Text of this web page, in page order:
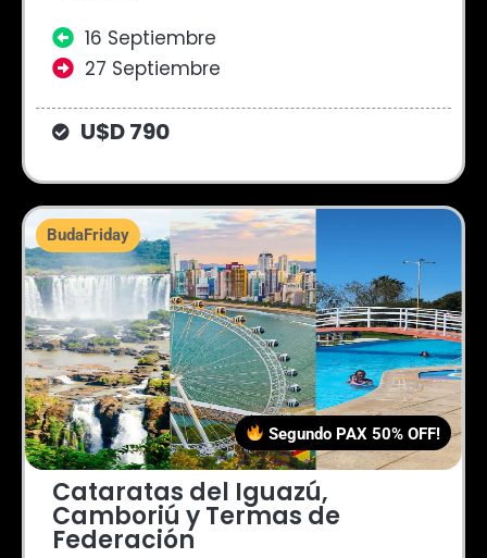
16 Septiembre
27 Septiembre
U$D 790
Cataratas del Iguazú,
Camboriú y Termas de
Federación
BudaFriday
Segundo PAX 50% OFF!